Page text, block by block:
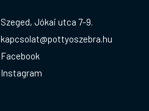
Szeged, Jókai utca 7-9.
kapcsolat@pottyoszebra.hu
Facebook
Instagram